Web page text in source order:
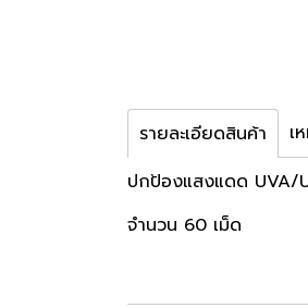
รายละเอียดสินค้า เ
ปกป้องแสงแดด
จำนวน 60 เม็ด